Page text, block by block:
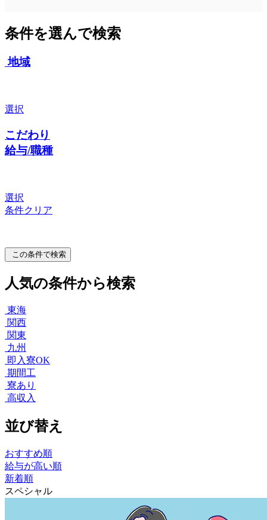
条件を選んで検索
地域
選択
こだわり
給与/職種
選択
条件クリア
この条件で検索
人気の条件から検索
東海
関西
関東
九州
即入寮OK
期間工
寮あり
高収入
並び替え
おすすめ順
給与が高い順
新着順
スペシャル